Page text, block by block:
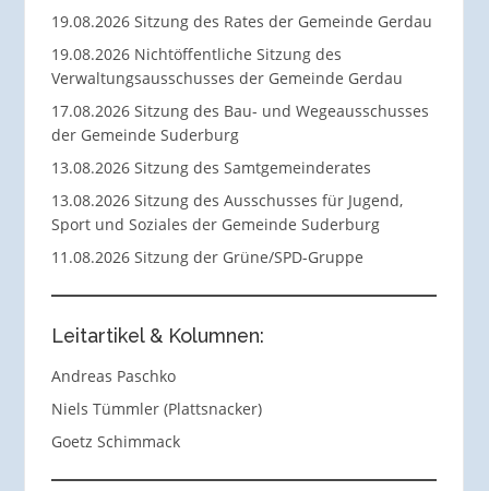
19.08.2026 Sitzung des Rates der Gemeinde Gerdau
19.08.2026 Nichtöffentliche Sitzung des
Verwaltungsausschusses der Gemeinde Gerdau
17.08.2026 Sitzung des Bau- und Wegeausschusses
der Gemeinde Suderburg
13.08.2026 Sitzung des Samtgemeinderates
13.08.2026 Sitzung des Ausschusses für Jugend,
Sport und Soziales der Gemeinde Suderburg
11.08.2026 Sitzung der Grüne/SPD-Gruppe
Leitartikel & Kolumnen:
Andreas Paschko
Niels Tümmler (Plattsnacker)
Goetz Schimmack